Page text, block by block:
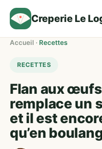
Creperie Le
Accueil · Recettes
RECETTES
Flan aux
remplace un
et il est
qu’en